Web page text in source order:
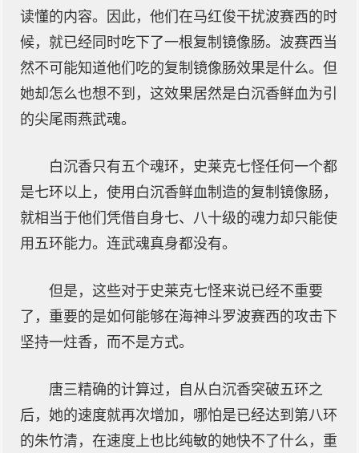
读懂的内容。因此，他们在马红俊干扰波赛西的时
候，就已经同时吃下了一根复制镜像肠。波赛西当
然不可能知道他们吃的复制镜像肠效果是什么。但
她却怎么也想不到，这效果居然是白沉香鲜血为引
的尖尾雨燕武魂。
白沉香只有五个魂环，史莱克七怪任何一个都
是七环以上，使用白沉香鲜血制造的复制镜像肠，
就相当于他们凭借自身七、八十级的魂力却只能使
用五环能力。连武魂真身都没有。
但是，这些对于史莱克七怪来说已经不重要
了，重要的是如何能够在海神斗罗波赛西的攻击下
坚持一炷香，而不是方式。
唐三精确的计算过，自从白沉香突破五环之
后，她的速度就再次增加，哪怕是已经达到第八环
的朱竹清，在速度上也比纯敏的她快不了什么，重